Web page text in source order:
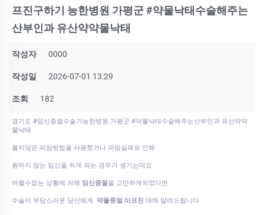
프진구하기 능한병원 가평군 #약물낙태수술해주는
산부인과 유산약약물낙태
작성자 0000
작성일 2026-07-01 13:29
조회 182
경기도 #임신중절수술가능한병원 가평군 #약물낙태수술해주는산부인과 유산약약
물낙태
옳지않은 피임방법을 사용했거나 피임실패로 인해
원하지 않는 임신을 하게 되는 경우가 생기는데요
어쩔수없는 상황에 처해 임신중절을 고민하게되었다면
수술이 부담스러운 당신에게 약물중절 미프진 대해 알려드립니다